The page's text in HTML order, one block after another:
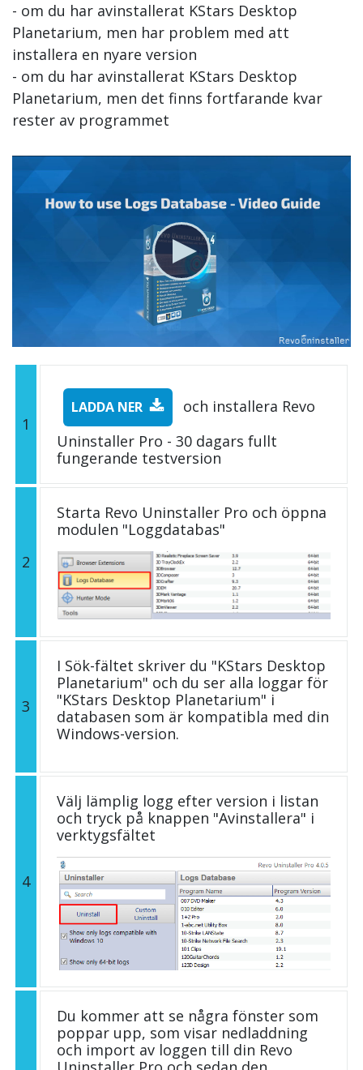
- om du har avinstallerat KStars Desktop
Planetarium, men har problem med att
installera en nyare version
- om du har avinstallerat KStars Desktop
Planetarium, men det finns fortfarande kvar
rester av programmet
1
LADDA NER
och installera Revo
Uninstaller Pro - 30 dagars fullt
fungerande testversion
2
Starta Revo Uninstaller Pro och öppna
modulen "Loggdatabas"
3
I Sök-fältet skriver du "KStars Desktop
Planetarium" och du ser alla loggar för
"KStars Desktop Planetarium" i
databasen som är kompatibla med din
Windows-version.
4
Välj lämplig logg efter version i listan
och tryck på knappen "Avinstallera" i
verktygsfältet
Du kommer att se några fönster som
poppar upp, som visar nedladdning
och import av loggen till din Revo